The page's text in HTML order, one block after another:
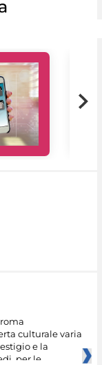
culturale varia
e la
per le